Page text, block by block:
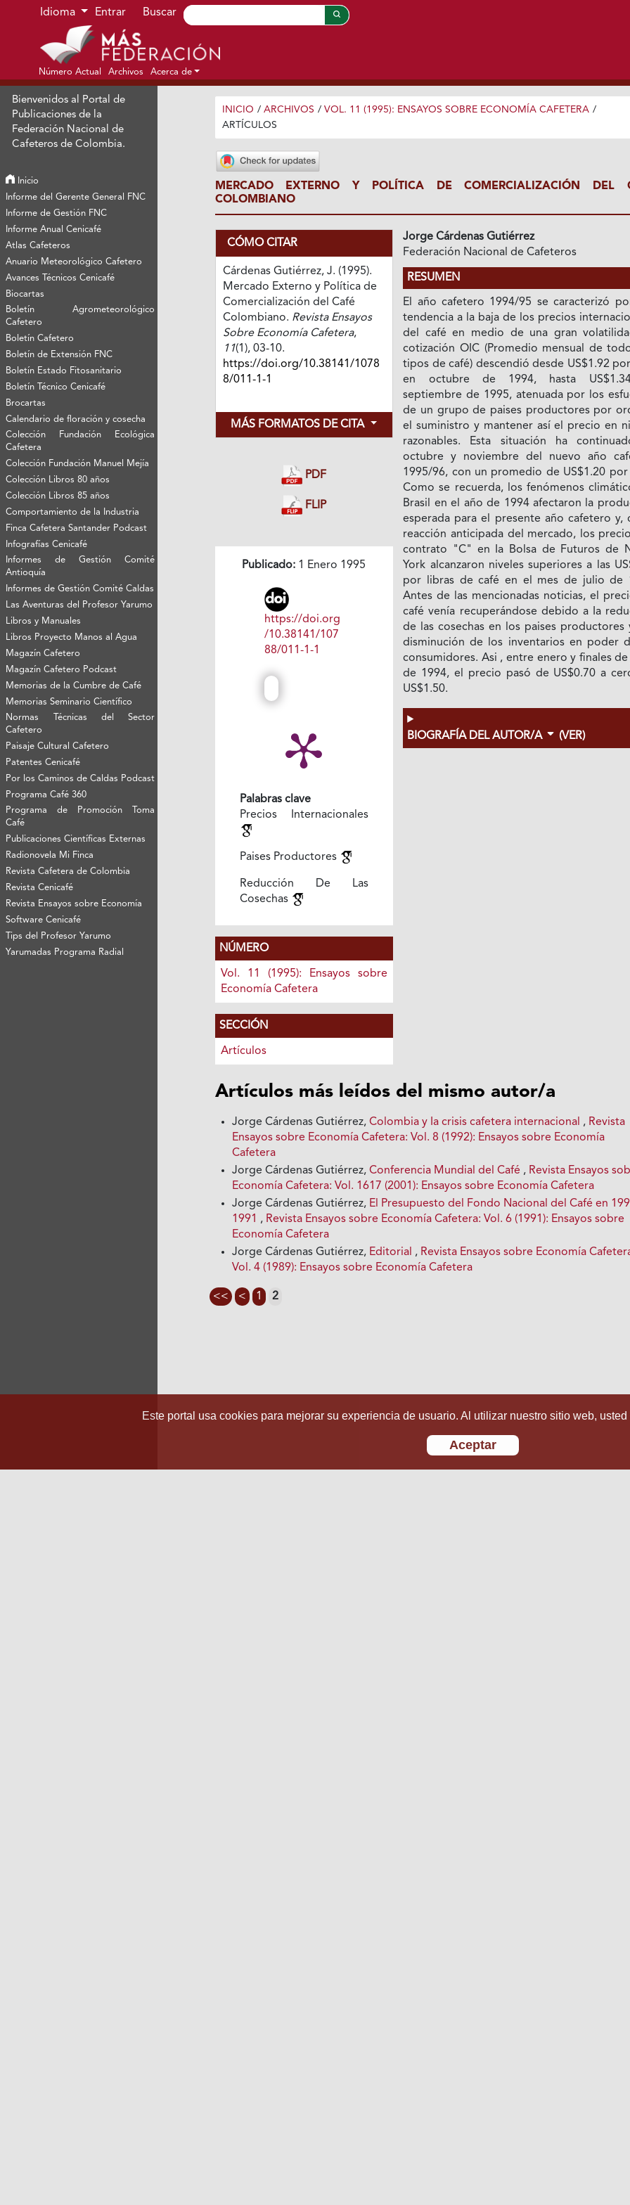
Ir al menú de navegación principal
Ir al contenido principal
Ir al pie de página del sitio
Idioma Entrar Buscar
Número Actual Archivos Acerca de
Bienvenidos al Portal de
Publicaciones de la
Federación Nacional de
Cafeteros de Colombia.
Inicio
Informe del Gerente General FNC
Informe de Gestión FNC
Informe Anual Cenicafé
Atlas Cafeteros
Anuario Meteorológico Cafetero
Avances Técnicos Cenicafé
Biocartas
Boletín Agrometeorológico
Cafetero
Boletín Cafetero
Boletín de Extensión FNC
Boletín Estado Fitosanitario
Boletín Técnico Cenicafé
Brocartas
Calendario de floración y cosecha
Colección Fundación Ecológica
Cafetera
Colección Fundación Manuel Mejía
Colección Libros 80 años
Colección Libros 85 años
Comportamiento de la Industria
Finca Cafetera Santander Podcast
Infografías Cenicafé
Informes de Gestión Comité
Antioquía
Informes de Gestión Comité Caldas
Las Aventuras del Profesor Yarumo
Libros y Manuales
Libros Proyecto Manos al Agua
Magazín Cafetero
Magazín Cafetero Podcast
Memorias de la Cumbre de Café
Memorias Seminario Científico
Normas Técnicas del Sector
Cafetero
Paisaje Cultural Cafetero
Patentes Cenicafé
Por los Caminos de Caldas Podcast
Programa Café 360
Programa de Promoción Toma
Café
Publicaciones Científicas Externas
Radionovela Mi Finca
Revista Cafetera de Colombia
Revista Cenicafé
Revista Ensayos sobre Economía
Software Cenicafé
Tips del Profesor Yarumo
Yarumadas Programa Radial
INICIO / ARCHIVOS / VOL. 11 (1995): ENSAYOS SOBRE ECONOMÍA CAFETERA /
ARTÍCULOS
MERCADO EXTERNO Y POLÍTICA DE COMERCIALIZACIÓN DEL
COLOMBIANO
CÓMO CITAR
Cárdenas Gutiérrez, J. (1995).
Mercado Externo y Política de
Comercialización del Café
Colombiano. Revista Ensayos
Sobre Economía Cafetera,
11(1), 03-10.
https://doi.org/10.38141/1078
8/011-1-1
MÁS FORMATOS DE CITA
PDF
FLIP
Publicado: 1 Enero 1995
https://doi.org
/10.38141/107
88/011-1-1
Palabras clave
Precios Internacionales
Paises Productores
Reducción De Las
Cosechas
NÚMERO
Vol. 11 (1995): Ensayos sobre
Economía Cafetera
SECCIÓN
Artículos
Jorge Cárdenas Gutiérrez
Federación Nacional de Cafeteros
RESUMEN
El año cafetero 1994/95 se caracterizó
tendencia a la baja de los precios
del café en medio de una gran
cotización OIC (Promedio mensual de
tipos de café) descendió desde US$1.92
en octubre de 1994, hasta
septiembre de 1995, atenuada por los
de un grupo de paises productores por
el suministro y mantener así el precio en
razonables. Esta situación ha
octubre y noviembre del nuevo año
1995/96, con un promedio de US$1.20 por
Como se recuerda, los fenómenos
Brasil en el año de 1994 afectaron la
esperada para el presente año cafetero y,
reacción anticipada del mercado, los
contrato "C" en Ia Bolsa de Futuros de
York alcanzaron niveles superiores a las
por libras de café en el mes de julio de
Antes de las mencionadas noticias, el
café venía recuperándose debido a Ia
de las cosechas en los paises productores
disminución de los inventarios en poder
consumidores. Asi , entre enero y finales
de 1994, el precio pasó de US$0.70 a
US$1.50.
BIOGRAFÍA DEL AUTOR/A (VER)
Artículos más leídos del mismo autor/a
Jorge Cárdenas Gutiérrez,Colombia y Ia crisis cafetera internacional , Revista
Ensayos sobre Economía Cafetera: Vol. 8 (1992): Ensayos sobre Economía
Cafetera
Jorge Cárdenas Gutiérrez,Conferencia Mundial del Café , Revista Ensayos
Economía Cafetera: Vol. 1617 (2001): Ensayos sobre Economía Cafetera
Jorge Cárdenas Gutiérrez, El Presupuesto del Fondo Nacional del Café en
1991 , Revista Ensayos sobre Economía Cafetera: Vol. 6 (1991): Ensayos sobre
Economía Cafetera
Jorge Cárdenas Gutiérrez, Editorial , Revista Ensayos sobre Economía
Vol. 4 (1989): Ensayos sobre Economía Cafetera
<< < 1 2
Este portal usa cookies para mejorar su experiencia de usuario. Al utilizar nuestro sitio web,
Aceptar